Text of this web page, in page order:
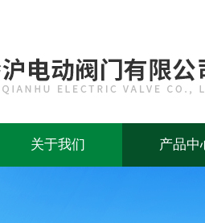
关于我们 产品中